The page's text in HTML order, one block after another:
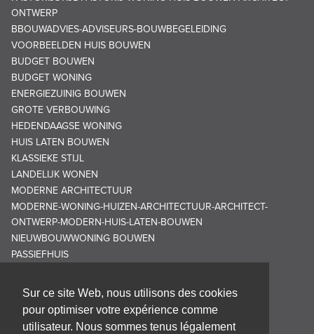
Sur ce site Web, nous utilisons des cookies
pour optimiser votre expérience comme
utilisateur. Nous sommes tenus légalement
ONTWERP
BBOUWADVIES-ADVISEURS-BOUWBEGELEIDING
VOORBEELDEN HUIS BOUWEN
BUDGET BOUWEN
BUDGET WONING
ENERGIEZUINIG BOUWEN
GROTE VERBOUWING
HEDENDAAGSE WONING
HUIS LATEN BOUWEN
KLASSIEKE STIJL
LANDELIJK WONEN
MODERNE ARCHITECTUUR
MODERNE-WONING-HUIZEN-ARCHITECTUUR-ARCHITECT-
ONTWERP-MODERN-HUIS-LATEN-BOUWEN
NIEUWBOUWWONING BOUWEN
PASSIEFHUIS